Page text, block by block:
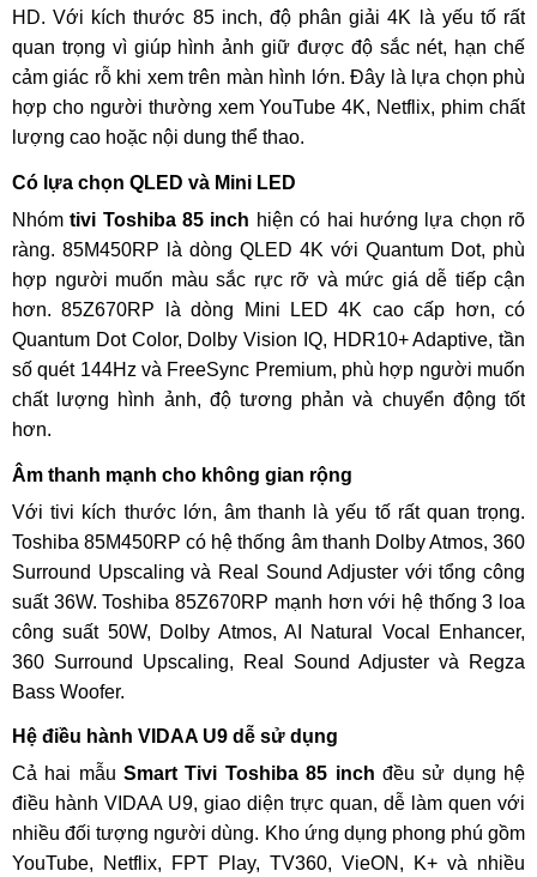
HD. Với kích thước 85 inch, độ phân giải 4K là yếu tố rất
quan trọng vì giúp hình ảnh giữ được độ sắc nét, hạn chế
cảm giác rỗ khi xem trên màn hình lớn. Đây là lựa chọn phù
hợp cho người thường xem YouTube 4K, Netflix, phim chất
lượng cao hoặc nội dung thể thao.
Có lựa chọn QLED và Mini LED
Nhómtivi Toshiba 85 inch hiện có hai hướng lựa chọn rõ
ràng. 85M450RP là dòng QLED 4K với Quantum Dot, phù
hợp người muốn màu sắc rực rỡ và mức giá dễ tiếp cận
hơn. 85Z670RP là dòng Mini LED 4K cao cấp hơn, có
Quantum Dot Color, Dolby Vision IQ, HDR10+ Adaptive, tần
số quét 144Hz và FreeSync Premium, phù hợp người muốn
chất lượng hình ảnh, độ tương phản và chuyển động tốt
hơn.
Âm thanh mạnh cho không gian rộng
Với tivi kích thước lớn, âm thanh là yếu tố rất quan trọng.
Toshiba 85M450RP có hệ thống âm thanh Dolby Atmos, 360
Surround Upscaling và Real Sound Adjuster với tổng công
suất 36W. Toshiba 85Z670RP mạnh hơn với hệ thống 3 loa
công suất 50W, Dolby Atmos, AI Natural Vocal Enhancer,
360 Surround Upscaling, Real Sound Adjuster và Regza
Bass Woofer.
Hệ điều hành VIDAA U9 dễ sử dụng
Cả hai mẫuSmart Tivi Toshiba 85 inch đều sử dụng hệ
điều hành VIDAA U9, giao diện trực quan, dễ làm quen với
nhiều đối tượng người dùng. Kho ứng dụng phong phú gồm
YouTube, Netflix, FPT Play, TV360, VieON, K+ và nhiều